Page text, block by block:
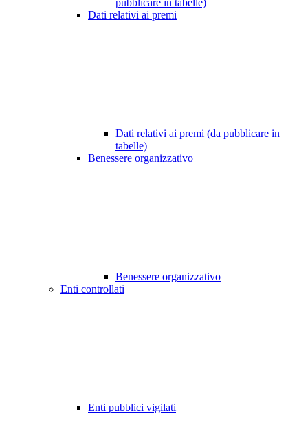
pubblicare in tabelle)
Dati relativi ai premi
Dati relativi ai premi (da pubblicare in
tabelle)
Benessere organizzativo
Benessere organizzativo
Enti controllati
Enti pubblici vigilati